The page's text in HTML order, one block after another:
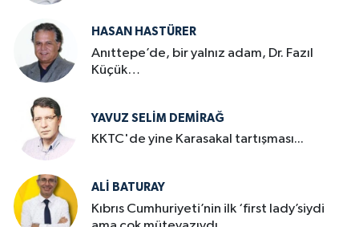
HASAN HASTÜRER
Anıttepe’de, bir yalnız adam, Dr. Fazıl
Küçük…
YAVUZ SELIM DEMIRAĞ
KKTC'de yine Karasakal tartışması...
ALI BATURAY
Kıbrıs Cumhuriyeti’nin ilk ‘first lady’siydi